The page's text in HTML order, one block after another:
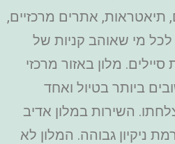
אתרים מרכזיים,
לכל מי שאוהב קניות של
מלון באזור מרכזי
ביותר בטיול ואחד
השירות במלון אדיב
ניקיון גבוהה. המלון לא